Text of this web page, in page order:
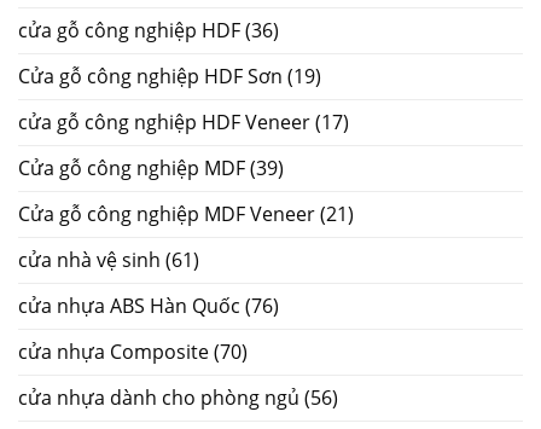
cửa gỗ công nghiệp HDF(36)
Cửa gỗ công nghiệp HDF Sơn (19)
cửa gỗ công nghiệp HDF Veneer(17)
Cửa gỗ công nghiệp MDF(39)
Cửa gỗ công nghiệp MDF Veneer(21)
cửa nhà vệ sinh (61)
cửa nhựa ABS Hàn Quốc (76)
cửa nhựa Composite(70)
cửa nhựa dành cho phòng ngủ (56)